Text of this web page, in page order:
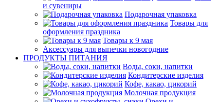
и сувениры
Подарочная упаковка
Товары для
оформления праздника
Товары к 9 мая
Аксессуары для выпечки новогодние
ПРОДУКТЫ ПИТАНИЯ
Воды, соки, напитки
Кондитерские изделия
Кофе, какао, цикорий
Молочная продукция